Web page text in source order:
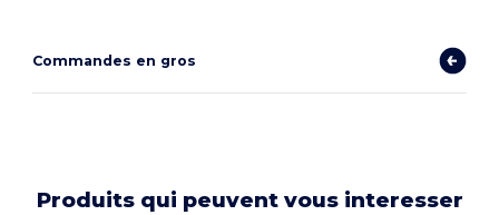
Commandes en gros
Produits qui peuvent vous interesser